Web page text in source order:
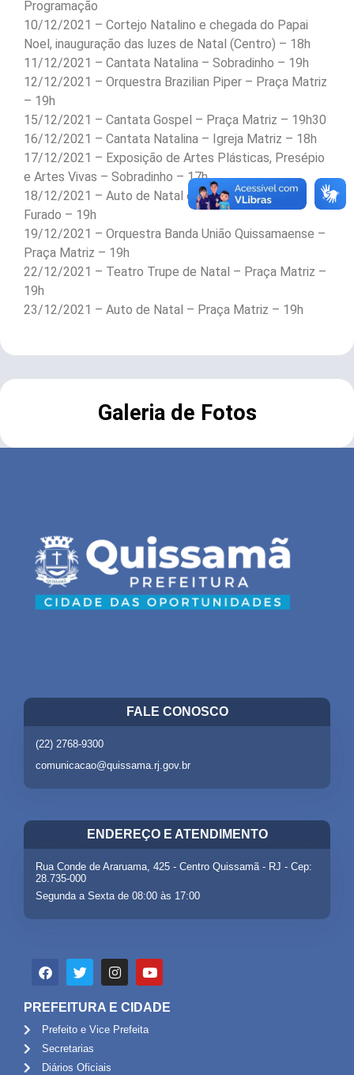
Programação
10/12/2021 – Cortejo Natalino e chegada do Papai
Noel, inauguração das luzes de Natal (Centro) – 18h
11/12/2021 – Cantata Natalina – Sobradinho – 19h
12/12/2021 – Orquestra Brazilian Piper – Praça Matriz
– 19h
15/12/2021 – Cantata Gospel – Praça Matriz – 19h30
16/12/2021 – Cantata Natalina – Igreja Matriz – 18h
17/12/2021 – Exposição de Artes Plásticas, Presépio
e Artes Vivas – Sobradinho – 17h
18/12/2021 – Auto de Natal e Cantata – Barra do
Furado – 19h
19/12/2021 – Orquestra Banda União Quissamaense –
Praça Matriz – 19h
22/12/2021 – Teatro Trupe de Natal – Praça Matriz –
19h
23/12/2021 – Auto de Natal – Praça Matriz – 19h
Galeria de Fotos
FALE CONOSCO
(22) 2768-9300
comunicacao@quissama.rj.gov.br
ENDEREÇO E ATENDIMENTO
Rua Conde de Araruama, 425 - Centro Quissamã - RJ - Cep:
28.735-000
Segunda a Sexta de 08:00 às 17:00
PREFEITURA E CIDADE
Prefeito e Vice Prefeita
Secretarias
Diários Oficiais